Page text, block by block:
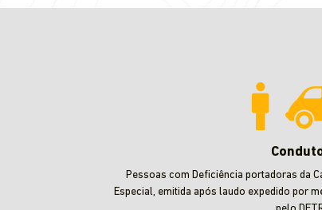
Pessoas com Deficiência portadoras da
Especial, emitida após laudo expedido por